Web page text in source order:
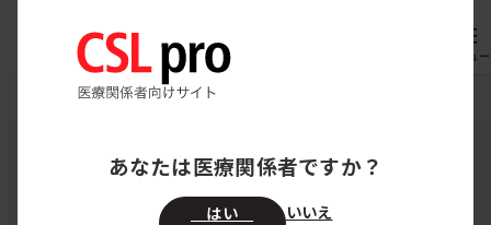
メニュー
CSL pro お知らせ ピリヴィジェン10％静注
ピリヴィジェン10％静注
あなたは医療関係者ですか？
はい いいえ